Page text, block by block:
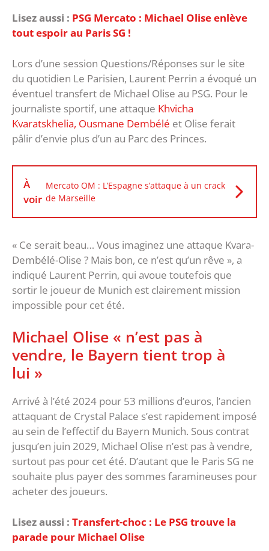
Lisez aussi : PSG Mercato : Michael Olise enlève
tout espoir au Paris SG !
Lors d’une session Questions/Réponses sur le site
du quotidien Le Parisien, Laurent Perrin a évoqué un
éventuel transfert de Michael Olise au PSG. Pour le
journaliste sportif, une attaque Khvicha
Kvaratskhelia, Ousmane Dembélé et Olise ferait
pâlir d’envie plus d’un au Parc des Princes.
À
voir
Mercato OM : L’Espagne s’attaque à un crack
de Marseille
« Ce serait beau… Vous imaginez une attaque Kvara-
Dembélé-Olise ? Mais bon, ce n’est qu’un rêve », a
indiqué Laurent Perrin, qui avoue toutefois que
sortir le joueur de Munich est clairement mission
impossible pour cet été.
Michael Olise « n’est pas à
vendre, le Bayern tient trop à
lui »
Arrivé à l’été 2024 pour 53 millions d’euros, l’ancien
attaquant de Crystal Palace s’est rapidement imposé
au sein de l’effectif du Bayern Munich. Sous contrat
jusqu’en juin 2029, Michael Olise n’est pas à vendre,
surtout pas pour cet été. D’autant que le Paris SG ne
souhaite plus payer des sommes faramineuses pour
acheter des joueurs.
Lisez aussi : Transfert-choc : Le PSG trouve la
parade pour Michael Olise